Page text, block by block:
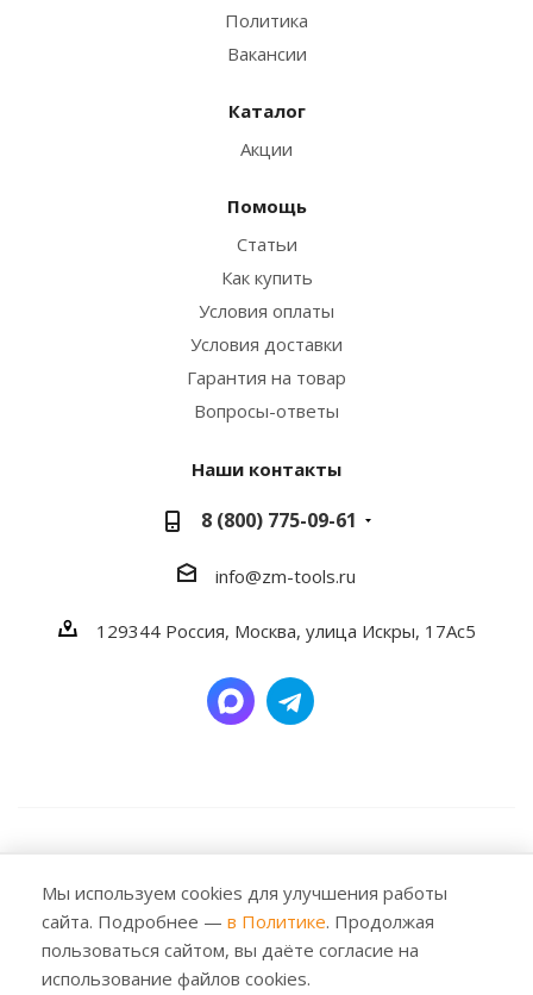
Политика
Вакансии
Каталог
Акции
Помощь
Статьи
Как купить
Условия оплаты
Условия доставки
Гарантия на товар
Вопросы-ответы
Наши контакты
8 (800) 775-09-61
info@zm-tools.ru
129344 Россия, Москва, улица Искры, 17Ас5
Все права защищены. Любое использование либо
копирование материалов или подборки материалов
сайта, элементов дизайна и оформления допускается
лишь с разрешения правообладателя и только со
Мы используем cookies для улучшения работы
сайта. Подробнее — в Политике. Продолжая
пользоваться сайтом, вы даёте согласие на
использование файлов cookies.